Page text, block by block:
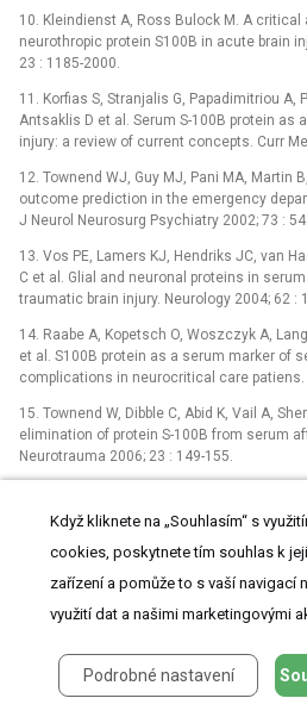
10. Kleindienst A, Ross Bulock M. A
neurothropic protein S100B in acute brain
23 : 1185-2000.
11. Korfias S, Stranjalis G, Papadimitriou A,
Antsaklis D et al. Serum S-100B protein as
injury: a review of current concepts. Curr
12. Townend WJ, Guy MJ, Pani MA, Martin
outcome prediction in the emergency
J Neurol Neurosurg Psychiatry 2002; 73 :
13. Vos PE, Lamers KJ, Hendriks JC, van
C et al. Glial and neuronal proteins in
traumatic brain injury. Neurology 2004; 62 :
14. Raabe A, Kopetsch O, Woszczyk A,
et al. S100B protein as a serum marker of
complications in neurocritical care patiens.
15. Townend W, Dibble C, Abid K, Vail A,
elimination of protein S-100B from serum
Neurotrauma 2006; 23 : 149-155.
Protein S-100b serum levels in trauma-
2003; 60 : 947-951.
ŠTÍTKY
Když kliknete na „Souhlasím“ s
cookies, poskytnete tím souhlas k
zařízení a pomůže to s vaší navigací
využití dat a našimi marketingovými
Podrobné nastavení